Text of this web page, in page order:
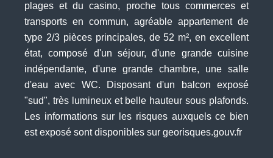
plages et du casino, proche tous commerces et
transports en commun, agréable appartement de
type 2/3 pièces principales, de 52 m², en excellent
état, composé d'un séjour, d'une grande cuisine
indépendante, d'une grande chambre, une salle
d'eau avec WC. Disposant d'un balcon exposé
"sud", très lumineux et belle hauteur sous plafonds.
Les informations sur les risques auxquels ce bien
est exposé sont disponibles sur georisques.gouv.fr